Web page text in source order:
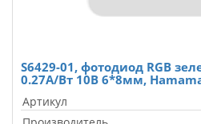
S6429-01, фотодиод RGB
0.27А/Вт 10В 6*8мм,
Артикул